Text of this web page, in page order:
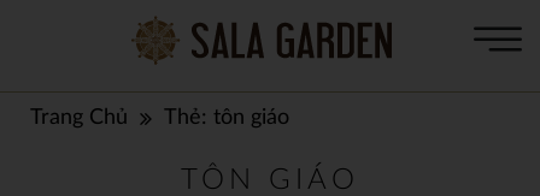
Trang Chủ Thẻ: tôn giáo
TÔN GIÁO